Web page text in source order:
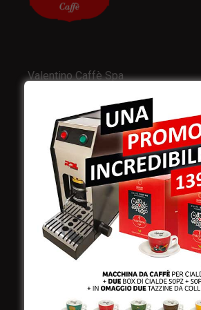
Valentino Caffè Spa
e produzione:
Viale Croazia 8 (Z.I.)
73100 Lecce
Telefono:+39 0832 240771
+39 0832 279866
info@valentinocaffespa.com
02583710757